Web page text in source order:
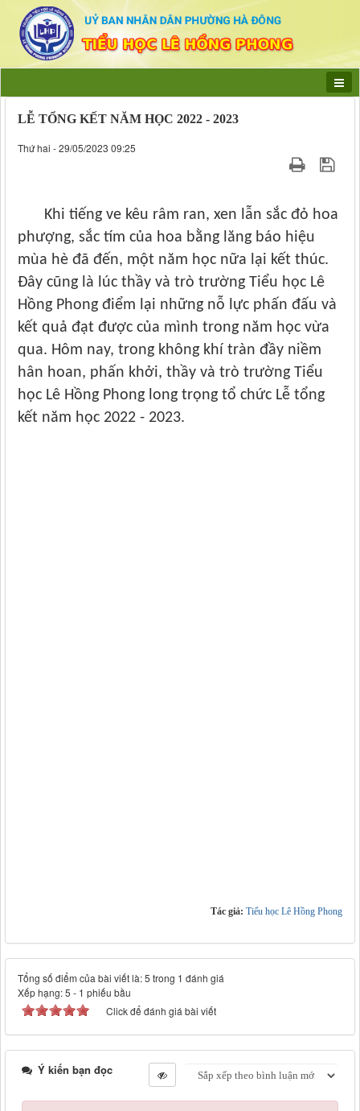
LỄ TỔNG KẾT NĂM HỌC 2022 - 2023
Thứ hai - 29/05/2023 09:25
Khi tiếng ve kêu râm ran, xen lẫn sắc đỏ hoa
phượng, sắc tím của hoa bằng lăng báo hiệu
mùa hè đã đến, một năm học nữa lại kết thúc.
Đây cũng là lúc thầy và trò trường Tiểu học Lê
Hồng Phong điểm lại những nỗ lực phấn đấu và
kết quả đạt được của mình trong năm học vừa
qua. Hôm nay, trong không khí tràn đầy niềm
hân hoan, phấn khởi, thầy và trò trường Tiểu
học Lê Hồng Phong long trọng tổ chức Lễ tổng
kết năm học 2022 - 2023.
Tác giả: Tiểu học Lê Hồng Phong
Tổng số điểm của bài viết là: 5 trong 1 đánh giá
Xếp hạng:5 - 1 phiếu bầu
Click để đánh giá bài viết
Ý kiến bạn đọc